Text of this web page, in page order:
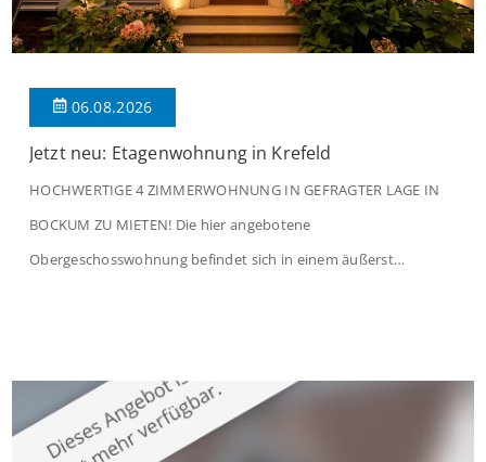
06.08.2026
Jetzt neu: Etagenwohnung in Krefeld
HOCHWERTIGE 4 ZIMMERWOHNUNG IN GEFRAGTER LAGE IN
BOCKUM ZU MIETEN! Die hier angebotene
Obergeschosswohnung befindet sich in einem äußerst
großzügige Räume und eine hochwertige Ausstattung, die
modernen Wohnkomfort mit einem stilvollen Ambiente